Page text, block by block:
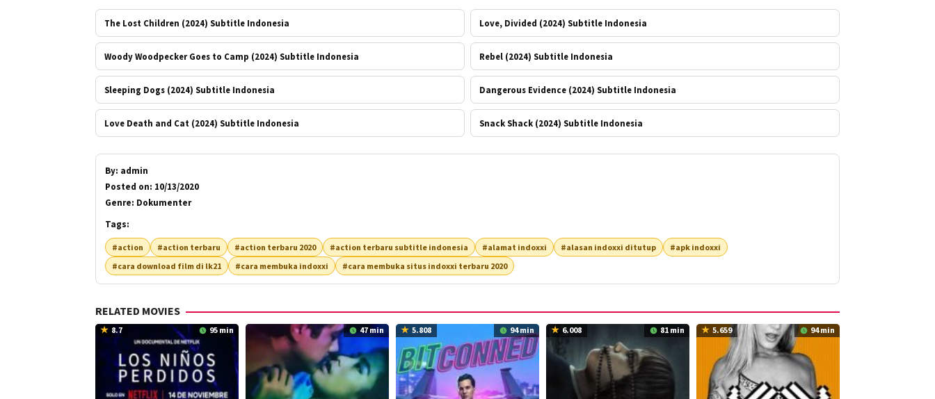
The Lost Children (2024) Subtitle Indonesia Love, Divided (2024) Subtitle Indonesia
Woody Woodpecker Goes to Camp (2024) Subtitle Indonesia Rebel (2024) Subtitle Indonesia
Sleeping Dogs (2024) Subtitle Indonesia Dangerous Evidence (2024) Subtitle Indonesia
Love Death and Cat (2024) Subtitle Indonesia Snack Shack (2024) Subtitle Indonesia
By: admin
Posted on: 10/13/2020
Genre: Dokumenter
Tags:
#action #action terbaru #action terbaru 2020 #action terbaru subtitle indonesia #alamat indoxxi #alasan indoxxi ditutup
#apk indoxxi
#cara download film di lk21
#cara membuka indoxxi #cara membuka situs indoxxi terbaru 2020
RELATED MOVIES
8.7 95 min 47 min 5.808 94 min 6.008 81 min 5.659 94 min